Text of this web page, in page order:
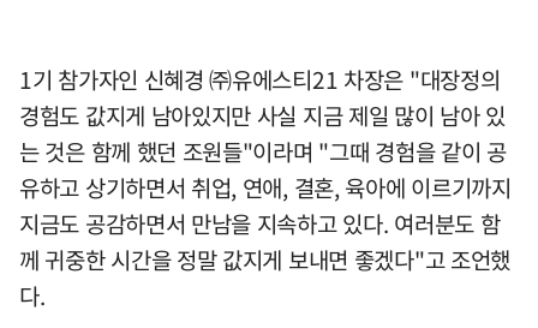
1기 참가자인 신혜경 ㈜유에스티21 차장은 "대장정의
경험도 값지게 남아있지만 사실 지금 제일 많이 남아 있
는 것은 함께 했던 조원들"이라며 "그때 경험을 같이 공
유하고 상기하면서 취업, 연애, 결혼, 육아에 이르기까지
지금도 공감하면서 만남을 지속하고 있다. 여러분도 함
께 귀중한 시간을 정말 값지게 보내면 좋겠다"고 조언했
다.